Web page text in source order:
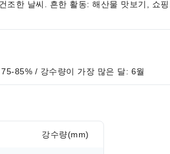
한 날씨. 흔한 활동: 해산물 맛보기, 쇼
85% / 강수량이 가장 많은 달: 6월
강수량(mm)